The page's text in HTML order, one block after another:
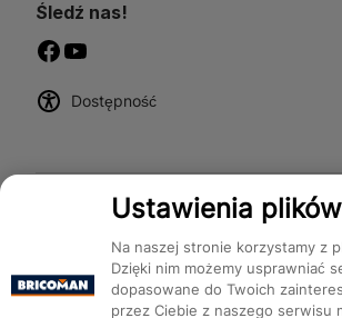
Śledź nas!
Dostępność
Ustawienia
Na naszej stronie korzystamy z
Dzięki nim możemy usprawniać
dopasowane do Twoich
przez Ciebie z naszego serwisu